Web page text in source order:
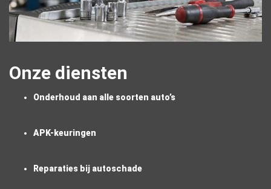
Onze diensten
Onderhoud aan alle soorten auto’s
APK-keuringen
Reparaties bij autoschade